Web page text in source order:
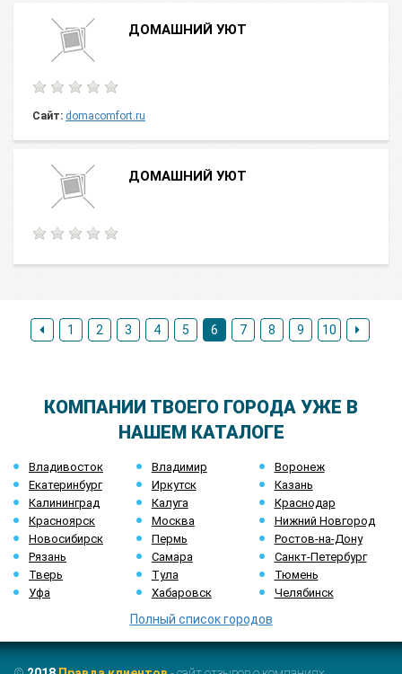
ДОМАШНИЙ УЮТ
Сайт: domacomfort.ru
ДОМАШНИЙ УЮТ
1 2 3 4 5 6 7 8 9 10
КОМПАНИИ ТВОЕГО ГОРОДА УЖЕ В
НАШЕМ КАТАЛОГЕ
Владивосток Владимир
Воронеж
Екатеринбург
Иркутск
Казань
Калининград
Калуга
Краснодар
Красноярск
Москва
Нижний Новгород
Новосибирск
Пермь
Ростов-на-Дону
Рязань
Самара
Санкт-Петербург
Тверь
Тула
Тюмень
Уфа
Хабаровск Челябинск
Полный список городов